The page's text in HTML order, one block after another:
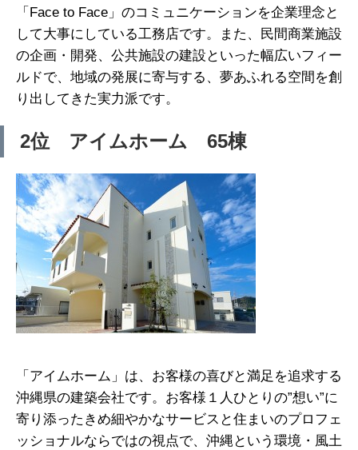
「Face to Face」のコミュニケーションを企業理念と
して大事にしている工務店です。また、民間商業施設
の企画・開発、公共施設の建設といった幅広いフィー
ルドで、地域の発展に寄与する、夢あふれる空間を創
り出してきた実力派です。
2位 アイムホーム 65棟
「アイムホーム」は、お客様の喜びと満足を追求する
沖縄県の建築会社です。お客様１人ひとりの”想い”に
寄り添ったきめ細やかなサービスと住まいのプロフェ
ッショナルならではの視点で、沖縄という環境・風土